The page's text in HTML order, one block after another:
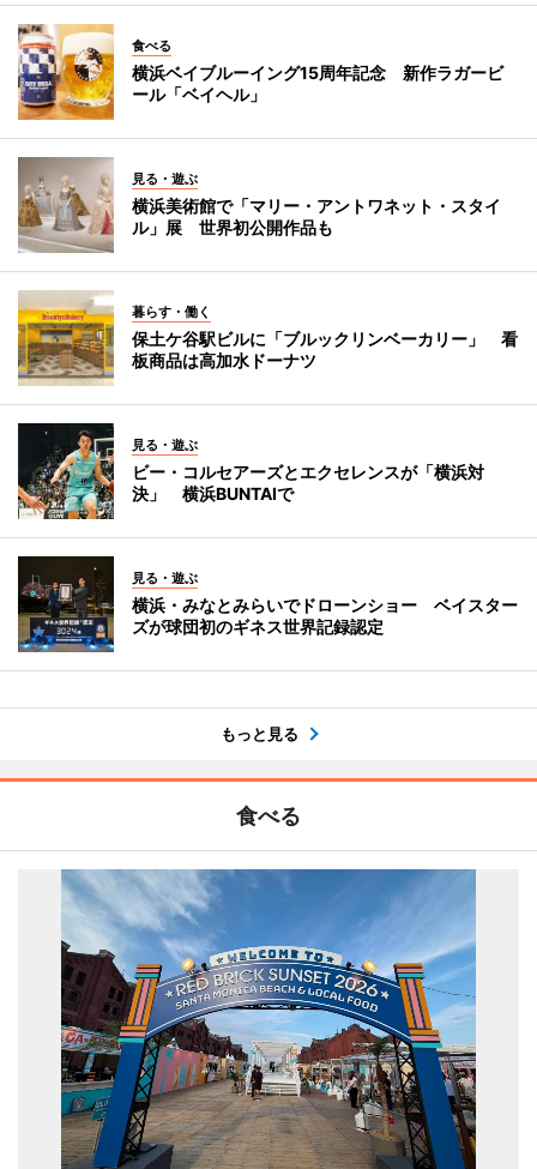
食べる
横浜ベイブルーイング15周年記念 新作ラガービ
ール「ベイヘル」
見る・遊ぶ
横浜美術館で「マリー・アントワネット・スタイ
ル」展 世界初公開作品も
暮らす・働く
保土ケ谷駅ビルに「ブルックリンベーカリー」 看
板商品は高加水ドーナツ
見る・遊ぶ
ビー・コルセアーズとエクセレンスが「横浜対
決」 横浜BUNTAIで
見る・遊ぶ
横浜・みなとみらいでドローンショー ベイスター
ズが球団初のギネス世界記録認定
もっと見る
食べる